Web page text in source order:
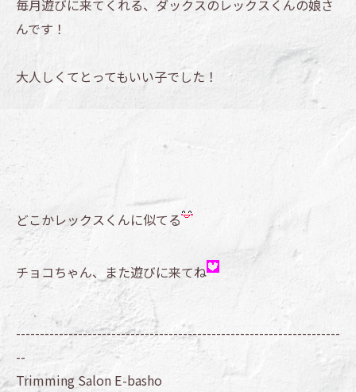
毎月遊びに来てくれる、ダックスのレックスくんの娘さ
んです！
大人しくてとってもいい子でした！
どこかレックスくんに似てる
チョコちゃん、また遊びに来てね
--------------------------------------------------------------------
--
Trimming Salon E-basho